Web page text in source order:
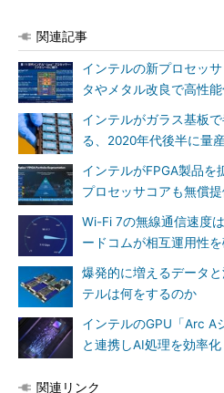
関連記事
インテルの新プロセッ
タやメタル改良で高性
インテルがガラス基板
る、2020年代後半に量
インテルがFPGA製品を
プロセッサコアも無償
Wi-Fi 7の無線通信速度
ードコムが相互運用性
爆発的に増えるデータ
テルは何をするのか
インテルのGPU「Arc A
と連携しAI処理を効率化
関連リンク